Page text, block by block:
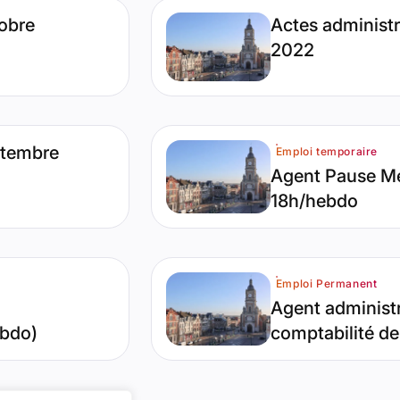
Pertinence : 1%
Actes
2022
Type de contenu :
Pertinence : 1% Emploi temporaire
Agent Pause
18h/hebdo
Catégorie(s) :
10, 2026. Pertinence : 1% Emploi Permanent
Agent
comptabilité
Catégorie(s) :